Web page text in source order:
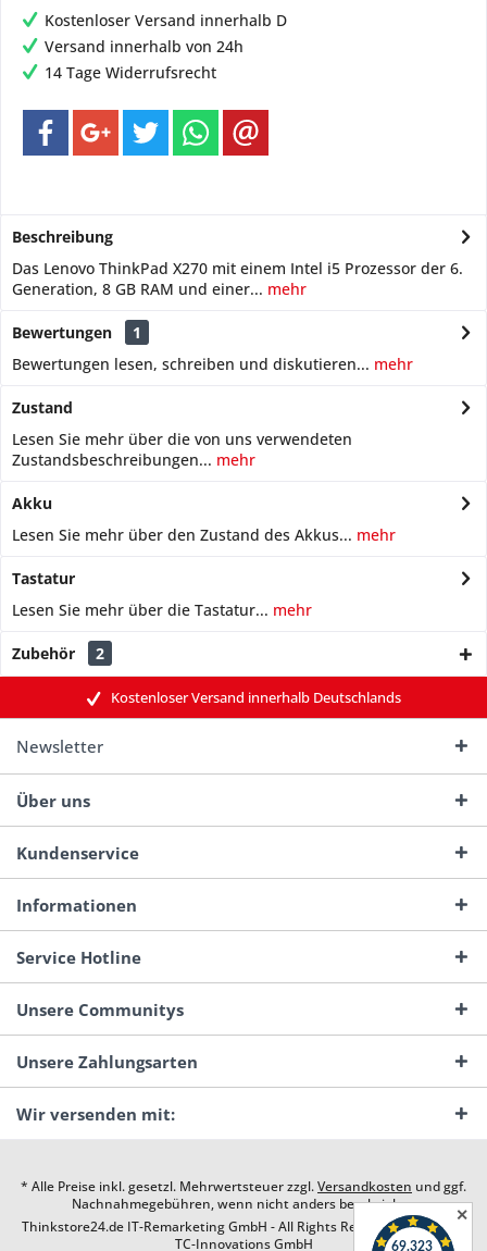
Kostenloser Versand innerhalb D
Versand innerhalb von 24h
14 Tage Widerrufsrecht
Beschreibung
Das Lenovo ThinkPad X270 mit einem Intel i5 Prozessor der 6.
Generation, 8 GB RAM und einer... mehr
Bewertungen
1
Bewertungen lesen, schreiben und diskutieren... mehr
Zustand
Lesen Sie mehr über die von uns verwendeten
Zustandsbeschreibungen... mehr
Akku
Lesen Sie mehr über den Zustand des Akkus... mehr
Tastatur
Lesen Sie mehr über die Tastatur... mehr
Zubehör 2
Kostenloser Versand innerhalb Deutschlands
Newsletter
Über uns
Kundenservice
Informationen
Service Hotline
Unsere Communitys
Unsere Zahlungsarten
Wir versenden mit:
* Alle Preise inkl. gesetzl. Mehrwertsteuer zzgl.Versandkosten und ggf.
Nachnahmegebühren, wenn nicht anders beschrieben
Thinkstore24.de IT-Remarketing GmbH - All Rights Reserved. Design by
TC-Innovations GmbH
✕